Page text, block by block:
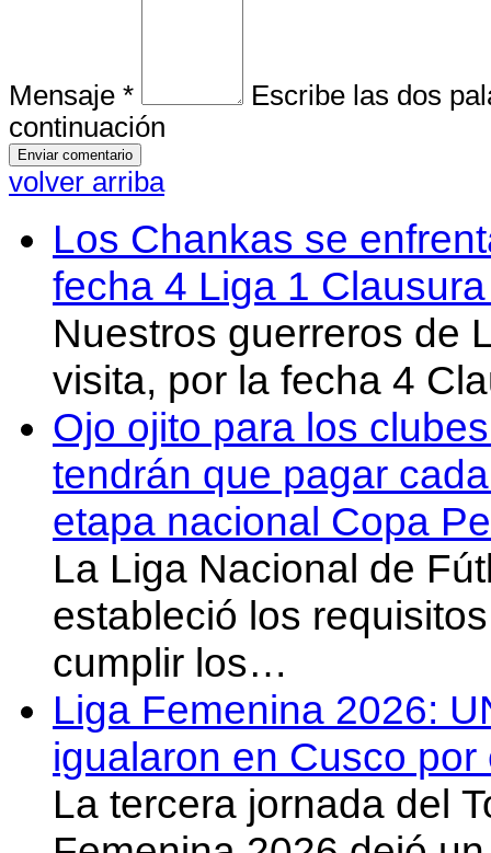
Mensaje *
Escribe las dos
continuación
volver arriba
Los Chankas se
fecha 4 Liga 1
Nuestros guerreros de
visita, por la fecha 4
Ojo ojito para los
tendrán que pagar
etapa nacional Copa
La Liga Nacional de
estableció los
cumplir los…
Liga Femenina 2026:
igualaron en Cusco
La tercera jornada del